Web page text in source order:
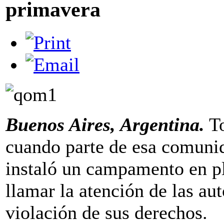
primavera
Buenos Aires, Argentina.
cuando parte de esa
instaló un campamento en
llamar la atención de las
violación de sus derechos.